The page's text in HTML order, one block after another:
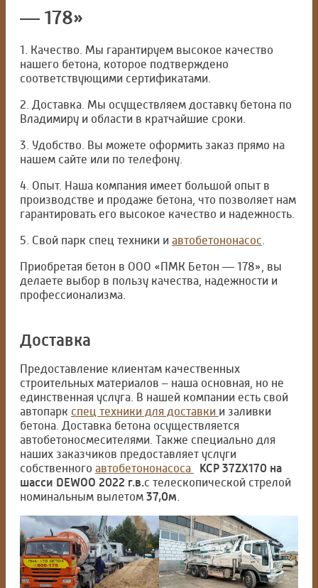
— 178»
1. Качество. Мы гарантируем высокое качество
нашего бетона, которое подтверждено
соответствующими сертификатами.
2. Доставка. Мы осуществляем доставку бетона по
Владимиру и области в кратчайшие сроки.
3. Удобство. Вы можете оформить заказ прямо на
нашем сайте или по телефону.
4. Опыт. Наша компания имеет большой опыт в
производстве и продаже бетона, что позволяет нам
гарантировать его высокое качество и надежность.
5. Свой парк спец техники и автобетононасос
Приобретая бетон в ООО «ПМК Бетон — 178», вы
делаете выбор в пользу качества, надежности и
профессионализма.
Доставка
Предоставление клиентам качественных
строительных материалов – наша основная, но не
единственная услуга. В нашей компании есть свой
автопарк спец техники для доставки и заливки
бетона. Доставка бетона осуществляется
автобетоносмесителями. Также специально для
наших заказчиков предоставляет услуги
собственного автобетононасоса
KCP 37ZX170 на
шасси DEWOO 2022 г.в.с телескопической стрелой
номинальным вылетом 37,0м